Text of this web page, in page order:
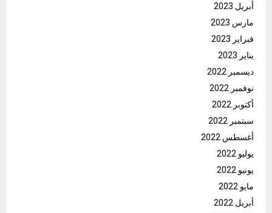
أبريل 2023
مارس 2023
فبراير 2023
يناير 2023
ديسمبر 2022
نوفمبر 2022
أكتوبر 2022
سبتمبر 2022
أغسطس 2022
يوليو 2022
يونيو 2022
مايو 2022
أبريل 2022